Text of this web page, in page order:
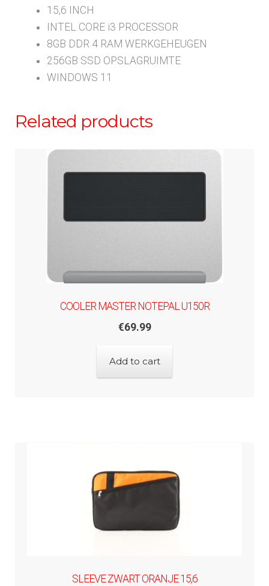
15,6 INCH
INTEL CORE i3 PROCESSOR
8GB DDR 4 RAM WERKGEHEUGEN
256GB SSD OPSLAGRUIMTE
WINDOWS 11
Related products
COOLER MASTER NOTEPAL U150R
€69.99
Add to cart
SLEEVE ZWART ORANJE 15,6